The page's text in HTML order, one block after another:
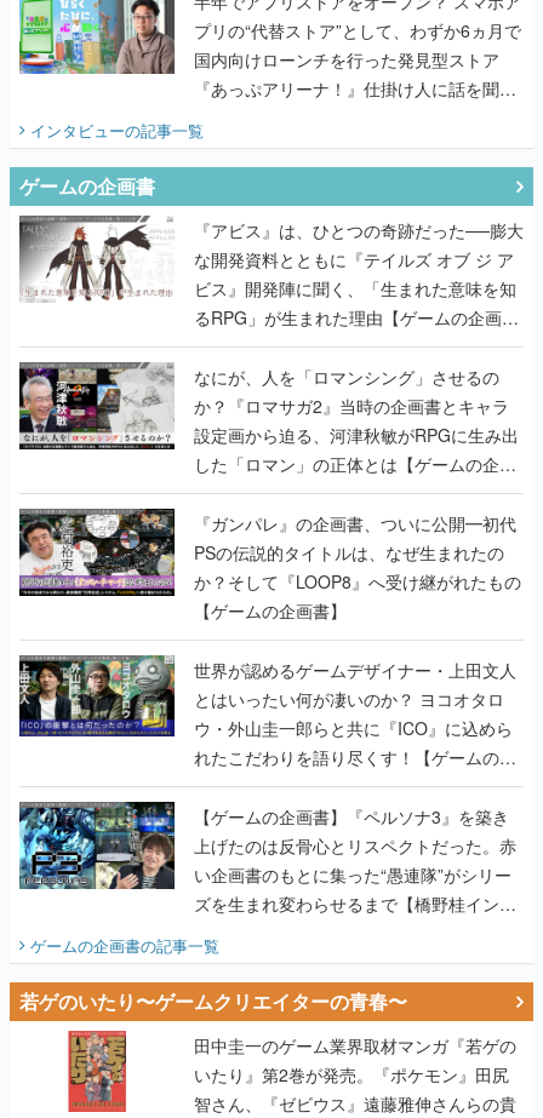
プリの“代替ストア”として、わずか6ヵ月で
国内向けローンチを行った発見型ストア
『あっぷアリーナ！』仕掛け人に話を聞い
てみた
インタビューの記事一覧
ゲームの企画書
『アビス』は、ひとつの奇跡だった──膨大
な開発資料とともに『テイルズ オブ ジ ア
ビス』開発陣に聞く、「生まれた意味を知
るRPG」が生まれた理由【ゲームの企画
書】
なにが、人を「ロマンシング」させるの
か？『ロマサガ2』当時の企画書とキャラ
設定画から迫る、河津秋敏がRPGに生み出
した「ロマン」の正体とは【ゲームの企画
書】
『ガンパレ』の企画書、ついに公開━初代
PSの伝説的タイトルは、なぜ生まれたの
か？そして『LOOP8』へ受け継がれたもの
【ゲームの企画書】
世界が認めるゲームデザイナー・上田文人
とはいったい何が凄いのか？ ヨコオタロ
ウ・外山圭一郎らと共に『ICO』に込めら
れたこだわりを語り尽くす！【ゲームの企
画書】
【ゲームの企画書】『ペルソナ3』を築き
上げたのは反骨心とリスペクトだった。赤
い企画書のもとに集った“愚連隊”がシリー
ズを生まれ変わらせるまで【橋野桂インタ
ビュー】
ゲームの企画書の記事一覧
若ゲのいたり〜ゲームクリエイターの青春〜
田中圭一のゲーム業界取材マンガ『若ゲの
いたり』第2巻が発売。『ポケモン』田尻
智さん、『ゼビウス』遠藤雅伸さんらの貴